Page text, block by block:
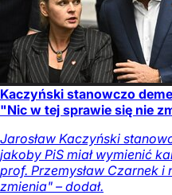
Kaczyński stanowczo
"Nic w tej sprawie się nie
Jarosław Kaczyński
jakoby PiS miał wymienić
prof. Przemysław Czarnek i
zmienia" – dodał.